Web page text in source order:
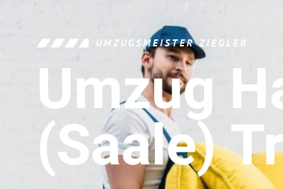
UMZUGSMEISTER ZIEGLER
Umzug
(Saale)